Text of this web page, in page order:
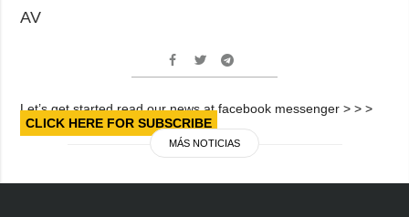
AV
Let’s get started read our news at facebook messenger > > >
CLICK HERE FOR SUBSCRIBE
MÁS NOTICIAS